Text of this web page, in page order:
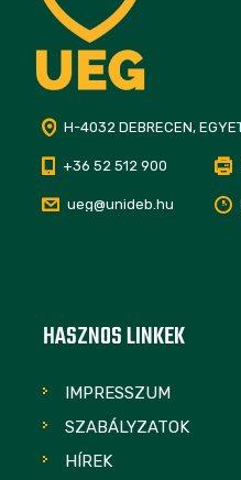
H-4032 DEBRECEN,
+36 52 512 900
ueg@unideb.hu
HASZNOS LINKEK
IMPRESSZUM
SZABÁLYZATOK
HÍREK